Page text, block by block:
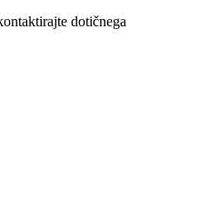
dotičnega